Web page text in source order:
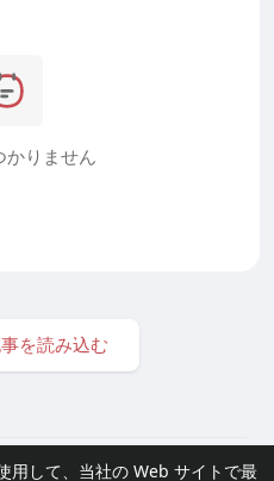
用して、当社の Web サイトで最
かりません
を読み込む
Link